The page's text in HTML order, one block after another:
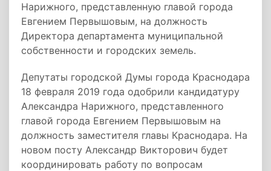
Нарижного, представленную главой города
Евгением Первышовым, на должность
Директора департамента муниципальной
собственности и городских земель.
Депутаты городской Думы города Краснодара
18 февраля 2019 года одобрили кандидатуру
Александра Нарижного, представленного
главой города Евгением Первышовым на
должность заместителя главы Краснодара. На
новом посту Александр Викторович будет
координировать работу по вопросам